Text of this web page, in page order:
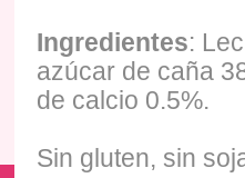
Ingredientes:
azúcar de caña
de calcio 0.5%.
Sin gluten, sin